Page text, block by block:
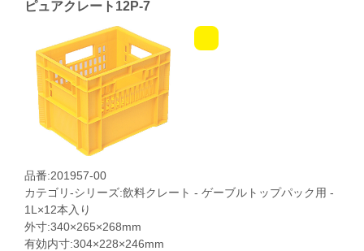
ピュアクレート12P-7
品番:201957-00
カテゴリ-シリーズ:飲料クレート - ゲーブルトップパック用 -
1L×12本入り
外寸:340×265×268mm
有効内寸:304×228×246mm